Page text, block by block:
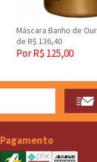
Máscara Banho de
de R$ 136,40
Por R$ 125,00
Pagamento